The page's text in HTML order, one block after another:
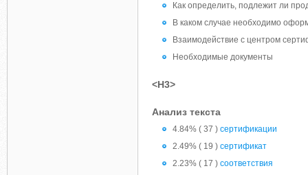
Как определить, подлежит ли
В каком случае необходимо
Взаимодействие с центром
Необходимые документы
<H3>
Анализ текста
4.84% ( 37 ) сертификации
2.49% ( 19 ) сертификат
2.23% ( 17 ) соответствия